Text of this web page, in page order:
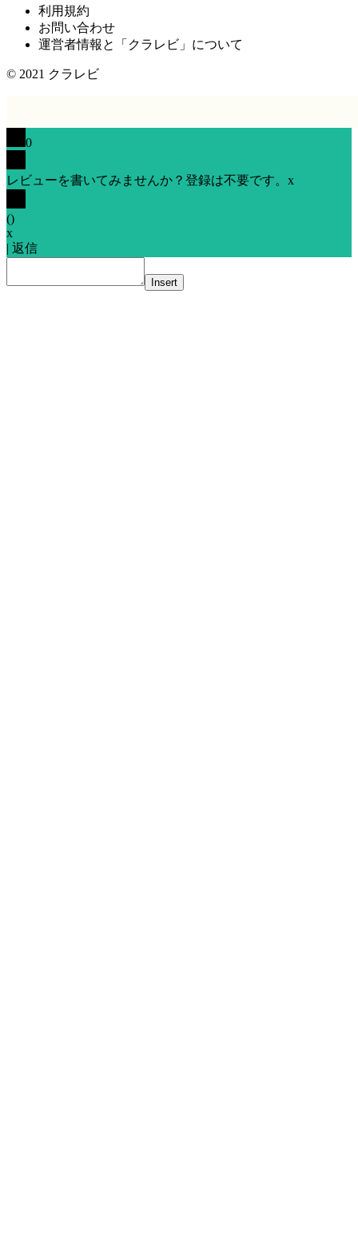
利用規約
お問い合わせ
運営者情報と「クラレビ」について
© 2021 クラレビ
0
レビューを書いてみませんか？登録は不要です。 x
()
x
| 返信
Insert